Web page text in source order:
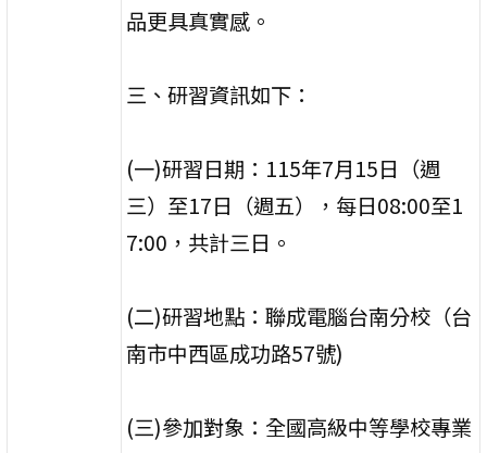
品更具真實感。
三、研習資訊如下：
(一)研習日期：115年7月15日（週
三）至17日（週五），每日08:00至1
7:00，共計三日。
(二)研習地點：聯成電腦台南分校（台
南市中西區成功路57號)
(三)參加對象：全國高級中等學校專業